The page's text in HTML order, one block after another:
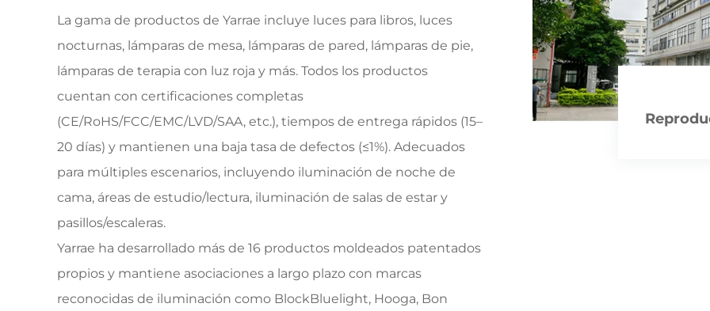
La gama de productos de Yarrae incluye luces para libros, luces
nocturnas, lámparas de mesa, lámparas de pared, lámparas de pie,
lámparas de terapia con luz roja y más. Todos los productos
cuentan con certificaciones completas
(CE/RoHS/FCC/EMC/LVD/SAA, etc.), tiempos de entrega rápidos (15–
20 días) y mantienen una baja tasa de defectos (≤1%). Adecuados
para múltiples escenarios, incluyendo iluminación de noche de
cama, áreas de estudio/lectura, iluminación de salas de estar y
pasillos/escaleras.
Yarrae ha desarrollado más de 16 productos moldeados patentados
propios y mantiene asociaciones a largo plazo con marcas
reconocidas de iluminación como BlockBluelight, Hooga, Bon